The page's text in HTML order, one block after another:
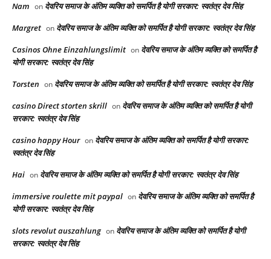
Nam on देवरिय समाज के अंतिम व्यक्ति को समर्पित है योगी सरकार: स्वतंत्र देव सिंह
Margret on देवरिय समाज के अंतिम व्यक्ति को समर्पित है योगी सरकार: स्वतंत्र देव सिंह
Casinos Ohne Einzahlungslimit on देवरिय समाज के अंतिम व्यक्ति को समर्पित है
योगी सरकार: स्वतंत्र देव सिंह
Torsten on देवरिय समाज के अंतिम व्यक्ति को समर्पित है योगी सरकार: स्वतंत्र देव सिंह
casino Direct storten skrill on देवरिय समाज के अंतिम व्यक्ति को समर्पित है योगी
सरकार: स्वतंत्र देव सिंह
casino happy Hour on देवरिय समाज के अंतिम व्यक्ति को समर्पित है योगी सरकार:
स्वतंत्र देव सिंह
Hai on देवरिय समाज के अंतिम व्यक्ति को समर्पित है योगी सरकार: स्वतंत्र देव सिंह
immersive roulette mit paypal on देवरिय समाज के अंतिम व्यक्ति को समर्पित है
योगी सरकार: स्वतंत्र देव सिंह
slots revolut auszahlung on देवरिय समाज के अंतिम व्यक्ति को समर्पित है योगी
सरकार: स्वतंत्र देव सिंह